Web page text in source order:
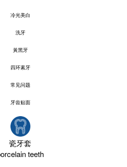
冷光美白
洗牙
黃黑牙
四环素牙
常见问题
牙齿贴面
瓷牙套
teeth